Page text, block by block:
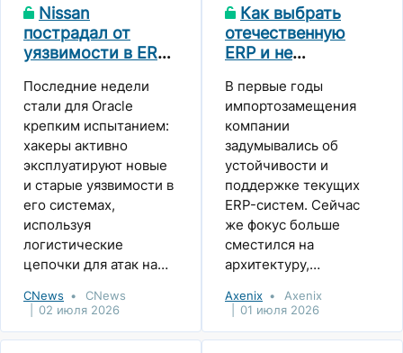
из наиболее
продвинутых
промышленных
в этой сфере.
сих пор широко
распространены в
крупнейших
холдингах. По
словам аналитиков,
вместо
капиталоемкой
замены в условиях
дефицита бюджета
участники рынка
часто по-прежнему
делают выбор в
пользу
продолжения
использования
иностранных
Nissan
пострадал от
уязвимости в ERP-
сбежавшей из
России Oracle
Последние недели
стали для Oracle
крепким испытанием:
хакеры активно
эксплуатируют новые
и старые уязвимости в
его системах,
используя
логистические
цепочки для атак на
клиентов. Nissan —
«удач»
CNews
CNews
02 июля 2026
Как выбрать
отечественную
ERP и не
в многолетний
риск
В первые годы
импортозамещения
компании
задумывались об
устойчивости и
поддержке текущих
ERP-систем. Сейчас
же фокус больше
сместился на
архитектуру,
данных, стоимость
долгосрочные риски. В
Axenix
Axenix
01 июля 2026